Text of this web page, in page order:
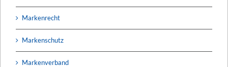
Markenrecht
Markenschutz
Markenverband